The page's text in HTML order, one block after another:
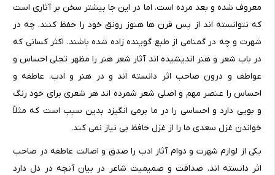
معروف شده و بعد مرده است. اما در این جا بیشتر سخن بر آثاری است
که نتوانسته اند از پس قرن ها هنوز رونق خود را حفظ کنند. چه در
شهرت و چه در گمنامی از طبع گوینده زاده شده باشند. اکثر کسانی که
در باب شعر و هنر اندیشیده اند آثار شعر هنر را مظهر تجلی احساس و
عواطف و درون صاحب اثر دانسته اند و در هنر و ادب، عاطفه و
احساس را عنصر مهم و اصلی شعر شمرده اند هر شعری برای خود رنگ
و بویی دارد و احساسی را در ما برمی انگیزد بدین سبب است که مثلاً
خواندن غزل سعدی ما را از غزل حافظ بی نیاز نمی کند.
یکی از لوازم شهرت و دوام آثار ادب را صدق و اصالت عاطفه در صاحب
اثر دانسته اند. صداقت و صمیمیت شاعر در بیان آنچه در دل دارد